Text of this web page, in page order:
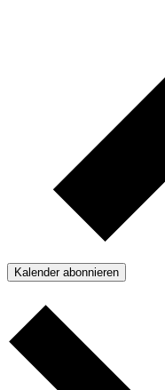
Kalender abonnieren